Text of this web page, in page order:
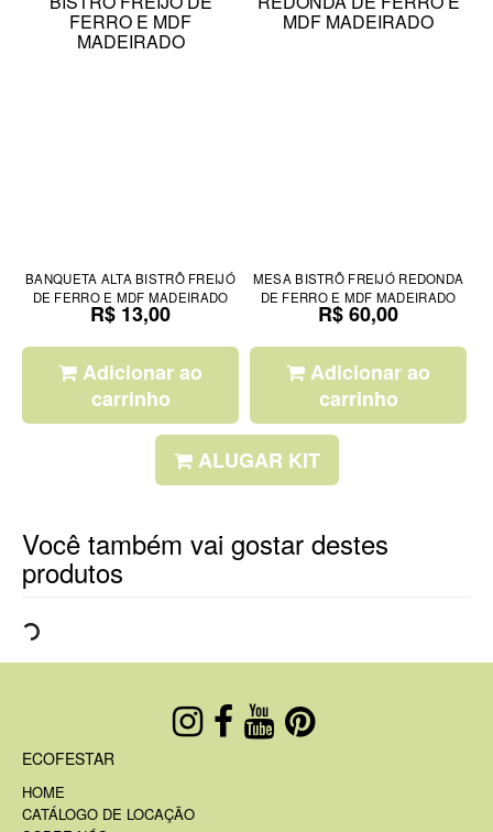
BANQUETA ALTA BISTRÔ FREIJÓ
DE FERRO E MDF MADEIRADO
R$ 13,00
Adicionar ao
carrinho
MESA BISTRÔ FREIJÓ REDONDA
DE FERRO E MDF MADEIRADO
R$ 60,00
Adicionar ao
carrinho
ALUGAR KIT
Você também vai gostar destes
produtos
ECOFESTAR
HOME
CATÁLOGO DE LOCAÇÃO